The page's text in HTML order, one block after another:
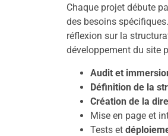
Chaque projet débute
des besoins
réflexion sur la
développement du site
Audit et
Définition de la
Création de la
Mise en page et
Tests et